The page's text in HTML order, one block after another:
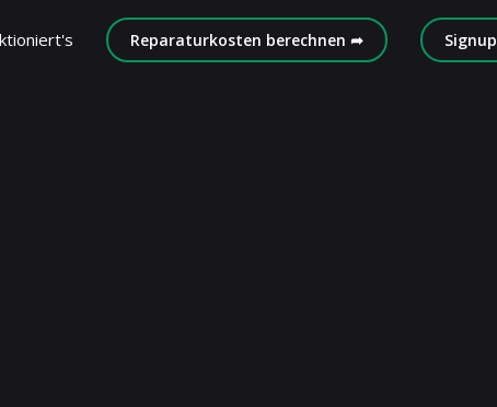
Reparaturkosten berechnen ➦ Signup